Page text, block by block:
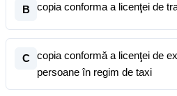
B copia conforma a licenţei de
C
copia conformă a licenţei de
persoane în regim de taxi